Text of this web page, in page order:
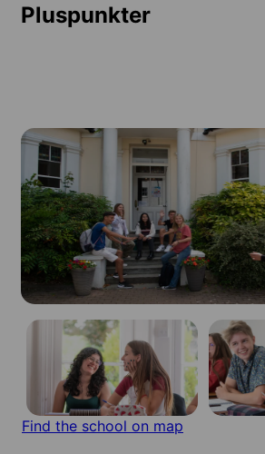
Pluspunkter
Find the school on map